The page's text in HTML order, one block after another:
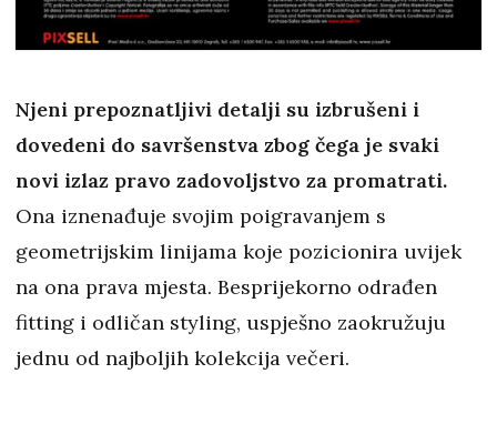
Njeni prepoznatljivi detalji su izbrušeni i
dovedeni do savršenstva zbog čega je svaki
novi izlaz pravo zadovoljstvo za promatrati.
Ona iznenađuje svojim poigravanjem s
geometrijskim linijama koje pozicionira uvijek
na ona prava mjesta. Besprijekorno odrađen
fitting i odličan styling, uspješno zaokružuju
jednu od najboljih kolekcija večeri.